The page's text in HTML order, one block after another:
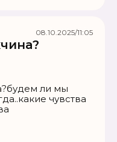
ли мы
чувства
08.10.2025/11:05